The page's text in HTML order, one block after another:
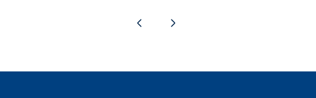
Pagina precedentePagina successiva